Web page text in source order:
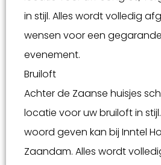
in stijl. Alles wordt volledig
wensen voor een
evenement.
Bruiloft
Achter de Zaanse huisjes
locatie voor uw bruiloft in
woord geven kan bij Inntel
Zaandam. Alles wordt